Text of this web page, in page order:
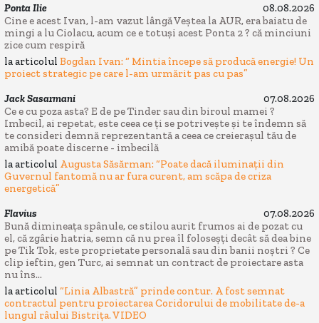
Ponta Ilie
08.08.2026
Cine e acest Ivan, l-am vazut lângă Veștea la AUR, era baiatu de
mingi a lu Ciolacu, acum ce e totuși acest Ponta 2 ? că minciuni
zice cum respiră
la articolul Bogdan Ivan: “ Mintia începe să producă energie! Un
proiect strategic pe care l-am urmărit pas cu pas”
Jack Sasarmani
07.08.2026
Ce e cu poza asta? E de pe Tinder sau din biroul mamei ?
Imbecil, ai repetat, este ceea ce ți se potrivește și te îndemn să
te consideri demnă reprezentantă a ceea ce creierașul tău de
amibă poate discerne - imbecilă
la articolul Augusta Săsărman: “Poate dacă iluminații din
Guvernul fantomă nu ar fura curent, am scăpa de criza
energetică”
Flavius
07.08.2026
Bună dimineața spânule, ce stilou aurit frumos ai de pozat cu
el, că zgârie hatria, semn că nu prea îl foloseșți decât să dea bine
pe Tik Tok, este proprietate personală sau din banii noștri ? Ce
clip ieftin, gen Turc, ai semnat un contract de proiectare asta
nu îns...
la articolul “Linia Albastră” prinde contur. A fost semnat
contractul pentru proiectarea Coridorului de mobilitate de-a
lungul râului Bistrița. VIDEO